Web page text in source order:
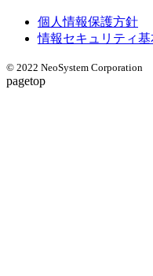
個人情報保護方針
情報セキュリティ
© 2022 NeoSystem Corporation
pagetop